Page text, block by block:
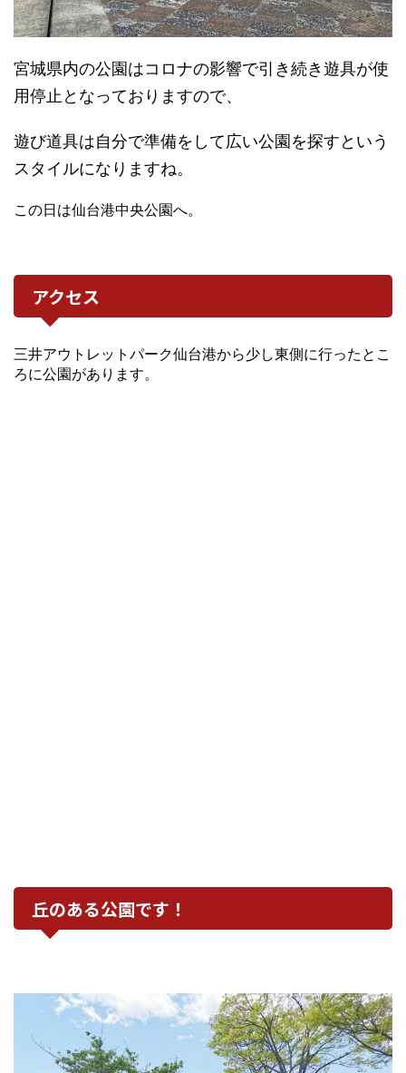
宮城県内の公園はコロナの影響で引き続き遊具が使
用停止となっておりますので、
遊び道具は自分で準備をして広い公園を探すという
スタイルになりますね。
この日は仙台港中央公園へ。
アクセス
三井アウトレットパーク仙台港から少し東側に行ったとこ
ろに公園があります。
丘のある公園です！